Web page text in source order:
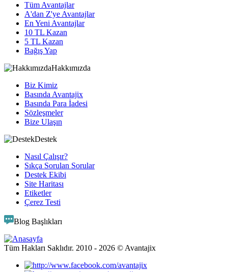
Tüm Avantajlar
A'dan Z'ye Avantajlar
En Yeni Avantajlar
10 TL Kazan
5 TL Kazan
Bağış Yap
Hakkımızda
Biz Kimiz
Basında Avantajix
Basında Para İadesi
Sözleşmeler
Bize Ulaşın
Destek
Nasıl Çalışır?
Sıkça Sorulan Sorular
Destek Ekibi
Site Haritası
Etiketler
Çerez Testi
Blog Başlıkları
Tüm Hakları Saklıdır. 2010 - 2026 © Avantajix